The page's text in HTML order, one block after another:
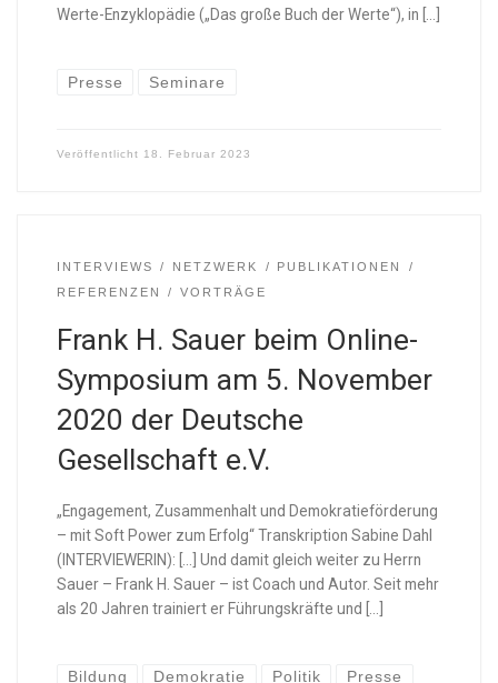
Werte-Enzyklopädie („Das große Buch der Werte“), in […]
Presse Seminare
Veröffentlicht 18. Februar 2023
INTERVIEWS NETZWERK
PUBLIKATIONEN
REFERENZEN
VORTRÄGE
Frank H. Sauer beim Online-
Symposium am 5. November
2020 der Deutsche
Gesellschaft e.V.
„Engagement, Zusammenhalt und Demokratieförderung
– mit Soft Power zum Erfolg“ Transkription Sabine Dahl
(INTERVIEWERIN): […] Und damit gleich weiter zu Herrn
Sauer – Frank H. Sauer – ist Coach und Autor. Seit mehr
als 20 Jahren trainiert er Führungskräfte und […]
Bildung Demokratie Politik Presse